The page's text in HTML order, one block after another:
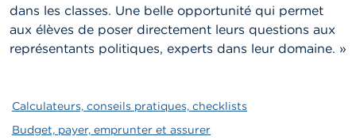
dans les classes. Une belle opportunité qui permet
aux élèves de poser directement leurs questions aux
représentants politiques, experts dans leur domaine. »
Calculateurs, conseils pratiques, checklists
Budget, payer, emprunter et assurer